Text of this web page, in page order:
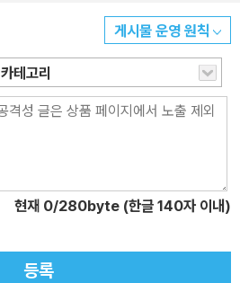
게시물 운영 원칙
카테고리
현재 0/280byte (한글 140자 이내)
등록